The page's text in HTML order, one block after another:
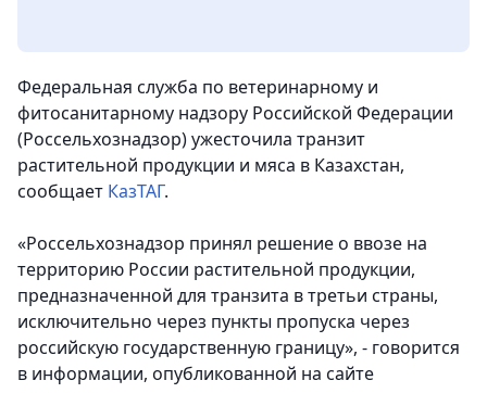
Федеральная служба по ветеринарному и
фитосанитарному надзору Российской Федерации
(Россельхознадзор) ужесточила транзит
растительной продукции и мяса в Казахстан,
сообщает КазТАГ.
«Россельхознадзор принял решение о ввозе на
территорию России растительной продукции,
предназначенной для транзита в третьи страны,
исключительно через пункты пропуска через
российскую государственную границу», - говорится
в информации, опубликованной на сайте